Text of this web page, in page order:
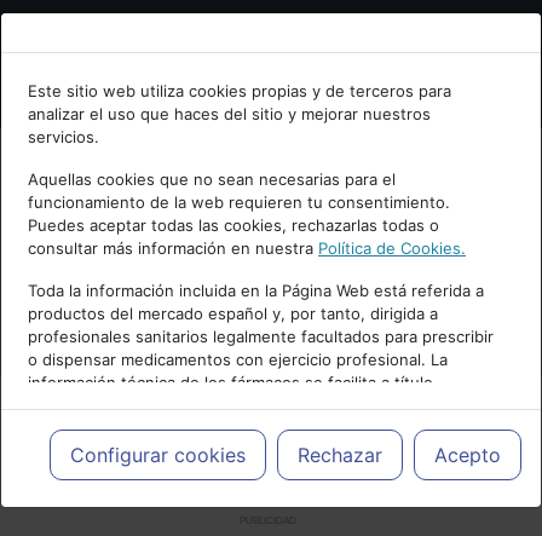
Bienvenid@ a psiquiatria.com
Escribe tu Email
Accede o regístrate con tu email.
Cancelar
Este sitio web utiliza cookies propias y de terceros para
analizar el uso que haces del sitio y mejorar nuestros
servicios.
Aquellas cookies que no sean necesarias para el
funcionamiento de la web requieren tu consentimiento.
Puedes aceptar todas las cookies, rechazarlas todas o
consultar más información en nuestra Política de Cookies.
Toda la información incluida en la Página Web está referida a
productos del mercado español y, por tanto, dirigida a
profesionales sanitarios legalmente facultados para prescribir
o dispensar medicamentos con ejercicio profesional. La
información técnica de los fármacos se facilita a título
meramente informativo, siendo responsabilidad de los
profesionales facultados prescribir medicamentos y decidir, en
cada caso concreto, el tratamiento más adecuado a las
necesidades del paciente.
Configurar cookies Rechazar Acepto